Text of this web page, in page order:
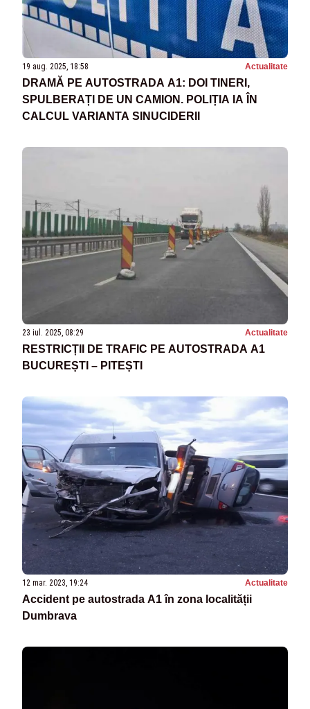
19 aug. 2025, 18:58 Actualitate
DRAMĂ PE AUTOSTRADA A1: DOI TINERI,
SPULBERAȚI DE UN CAMION. POLIȚIA IA ÎN
CALCUL VARIANTA SINUCIDERII
23 iul. 2025, 08:29 Actualitate
RESTRICȚII DE TRAFIC PE AUTOSTRADA A1
BUCUREȘTI – PITEȘTI
12 mar. 2023, 19:24 Actualitate
Accident pe autostrada A1 în zona localității
Dumbrava